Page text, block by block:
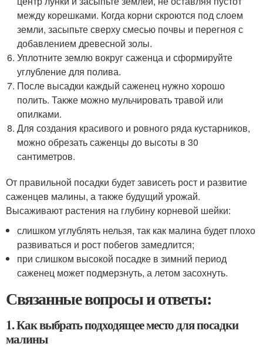
между корешками. Когда корни скроются под слоем
земли, засыпьте сверху смесью почвы и перегноя с
добавлением древесной золы.
Уплотните землю вокруг саженца и сформируйте
углубление для полива.
После высадки каждый саженец нужно хорошо
полить. Также можно мульчировать травой или
опилками.
Для создания красивого и ровного ряда кустарников,
можно обрезать саженцы до высоты в 30
сантиметров.
От правильной посадки будет зависеть рост и развитие
саженцев малины, а также будущий урожай.
Высаживают растения на глубину корневой шейки:
слишком углублять нельзя, так как малина будет плохо
развиваться и рост побегов замедлится;
при слишком высокой посадке в зимний период
саженец может подмерзнуть, а летом засохнуть.
Связанные вопросы и ответы:
1. Как выбрать подходящее место для посадки
малины